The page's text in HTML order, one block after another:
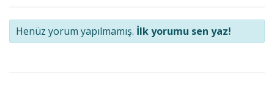
Henüz yorum yapılmamış. İlk yorumu sen yaz!